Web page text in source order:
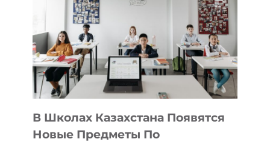
VELOCITY
BY
MOST
—
МЕЖДУНАРОДНУЮ
ПРОГРАММУ
ДЛЯ
ТЕХНОЛОГИЧЕСКИХ
В Школах Казахстана Появятся
Новые Предметы По